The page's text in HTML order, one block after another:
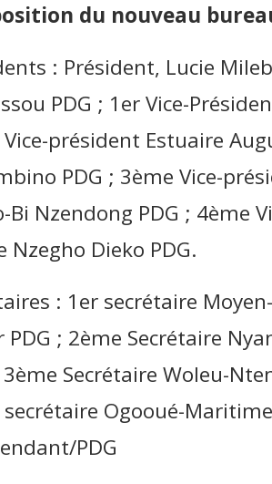
du nouveau
: Président, Lucie
PDG ; 1er Vice-
président Estuaire
PDG ; 3ème Vice-
Bi Nzendong PDG ; 4ème
Nzegho Dieko PDG.
: 1er secrétaire
PDG ; 2ème Secrétaire
3ème Secrétaire Woleu-
Ogooué-
PDG